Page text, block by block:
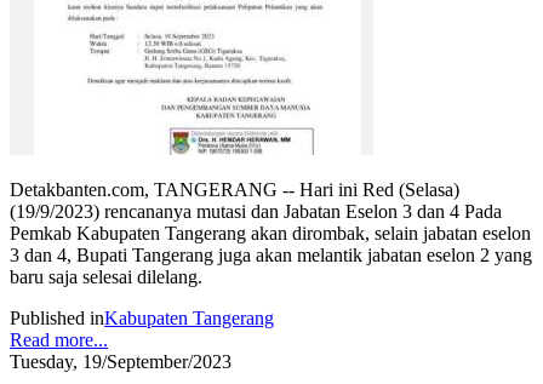
Detakbanten.com, TANGERANG -- Hari ini Red (Selasa)
(19/9/2023) rencananya mutasi dan Jabatan Eselon 3 dan 4 Pada
Pemkab Kabupaten Tangerang akan dirombak, selain jabatan eselon
3 dan 4, Bupati Tangerang juga akan melantik jabatan eselon 2 yang
baru saja selesai dilelang.
Published inKabupaten Tangerang
Read more...
Tuesday, 19/September/2023